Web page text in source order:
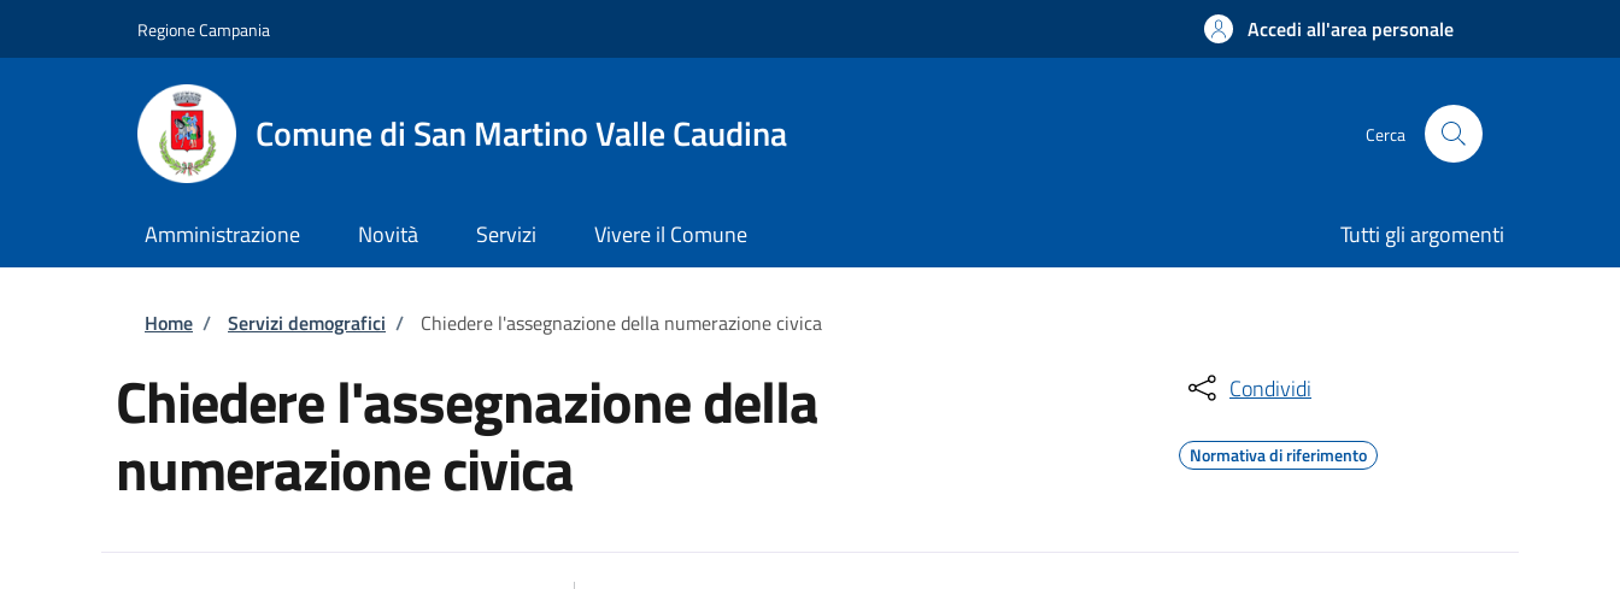
Regione Campania Accedi all'area personale
Comune di San Martino Valle Caudina Cerca
Amministrazione Novità Servizi Vivere il Comune Tutti gli argomenti
Briciole di pane
Home / Servizi demografici / Chiedere l'assegnazione della numerazione civica
Chiedere l'assegnazione della
numerazione civica
Condividi
Normativa di riferimento